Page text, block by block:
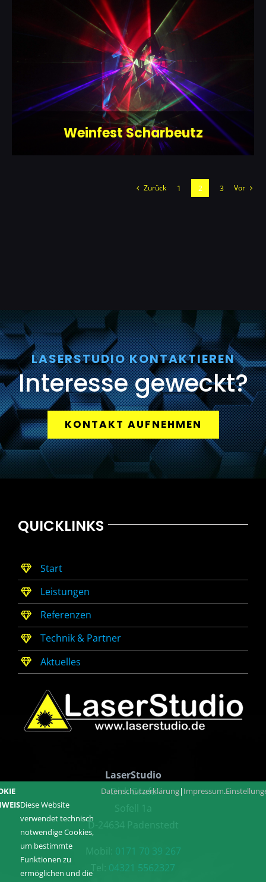
Weinfest Scharbeutz
Zurück 1 2 3 Vor
LASERSTUDIO KONTAKTIEREN
Interesse geweckt?
KONTAKT AUFNEHMEN
QUICKLINKS
Start
Leistungen
Referenzen
Technik & Partner
Aktuelles
LaserStudio
Dirk Grafe
Sofell 1a
D-24634 Padenstedt
Mobil: 0171 70 39 267
Tel: 04321 5562327
Diese Website
verwendet technisch
notwendige Cookies,
um bestimmte
Funktionen zu
ermöglichen und die
Datenschutzerklärung| Impressum.